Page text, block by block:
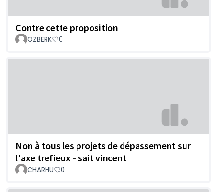
Contre cette proposition
OZBERK 0
Non à tous les projets de dépassement sur
l'axe trefieux - sait vincent
CHARHU 0